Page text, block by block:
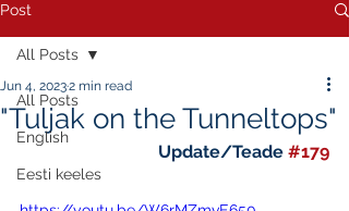
Post
All Posts
English
Eesti keeles
All Posts
"Tuljak on the Tunneltops"
Jun 4, 20232 min read
Update/Teade #179